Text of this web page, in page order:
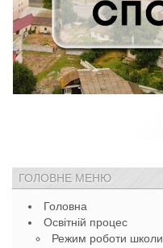
ГОЛОВНЕ МЕНЮ
Головна
Освітній процес
Режим роботи школи